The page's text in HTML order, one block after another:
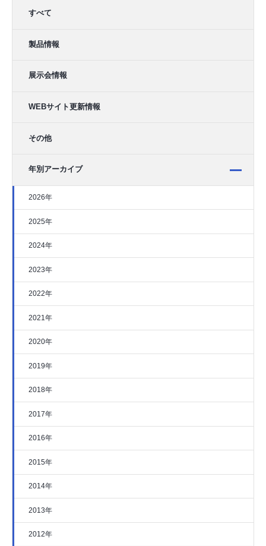
すべて
製品情報
展示会情報
WEBサイト更新情報
その他
年別アーカイブ
2026年
2025年
2024年
2023年
2022年
2021年
2020年
2019年
2018年
2017年
2016年
2015年
2014年
2013年
2012年